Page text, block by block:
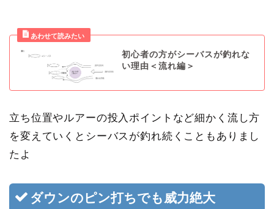
初心者の方がシーバスが釣れな
い理由＜流れ編＞
立ち位置やルアーの投入ポイントなど細かく流し方
を変えていくとシーバスが釣れ続くこともありまし
たよ
ダウンのピン打ちでも威力絶大